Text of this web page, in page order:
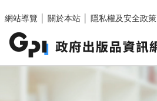
網站導覽
關於本站 隱私權及安全政策